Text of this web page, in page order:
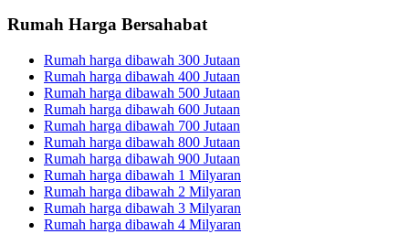
Rumah Harga Bersahabat
Rumah harga dibawah 300 Jutaan
Rumah harga dibawah 400 Jutaan
Rumah harga dibawah 500 Jutaan
Rumah harga dibawah 600 Jutaan
Rumah harga dibawah 700 Jutaan
Rumah harga dibawah 800 Jutaan
Rumah harga dibawah 900 Jutaan
Rumah harga dibawah 1 Milyaran
Rumah harga dibawah 2 Milyaran
Rumah harga dibawah 3 Milyaran
Rumah harga dibawah 4 Milyaran